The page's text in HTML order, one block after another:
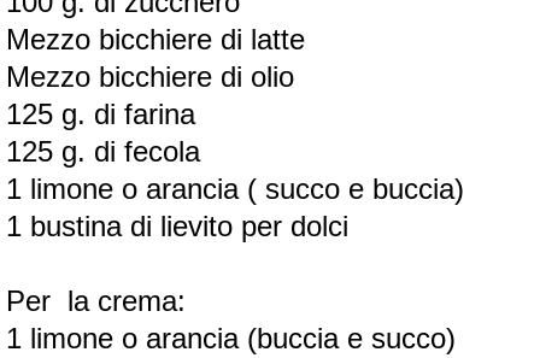
Mezzo bicchiere di latte
Mezzo bicchiere di olio
125 g. di farina
125 g. di fecola
1 limone o arancia ( succo e buccia)
1 bustina di lievito per dolci
Per la crema:
1 limone o arancia (buccia e succo)